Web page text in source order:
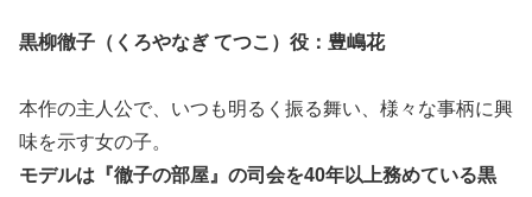
黒柳徹子（くろやなぎ てつこ）役：豊嶋花
本作の主人公で、いつも明るく振る舞い、様々な事柄に興
味を示す女の子。
モデルは『徹子の部屋』の司会を40年以上務めている黒